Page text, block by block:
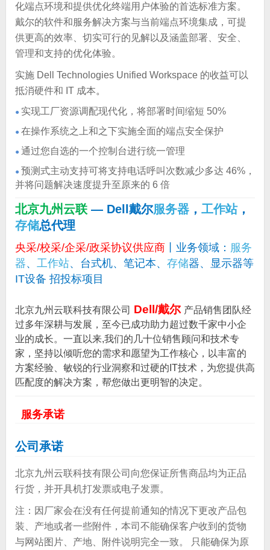
化端点环境和提供优化终端用户体验的首选标准方案。
戴尔的软件和服务解决方案与当前端点环境集成，可提
供更高的效率、切实可行的见解以及涵盖部署、安全、
管理和支持的优化体验。
实施 Dell Technologies Unified Workspace 的收益可以
抵消硬件和 IT 成本。
● 实现工厂资源调配现代化，将部署时间缩短 50%
● 在操作系统之上和之下实施全面的端点安全保护
● 通过您自选的一个控制台进行统一管理
● 预测式主动支持可将支持电话呼叫次数减少多达 46%，
并将问题解决速度提升至原来的 6 倍
北京九州云联 — Dell戴尔服务器， 工作站，
存储总代理
央采/校采/企采/政采协议供应商丨业务领域： 服务
器、 工作站、台式机、笔记本、 存储器、显示器等
IT设备 招投标项目
北京九州云联科技有限公司 Dell/戴尔 产品销售团队经
过多年深耕与发展，至今已成功助力超过数千家中小企
业的成长。一直以来,我们的几十位销售顾问和技术专
家，坚持以倾听您的需求和愿望为工作核心，以丰富的
方案经验、敏锐的行业洞察和过硬的IT技术，为您提供高
匹配度的解决方案，帮您做出更明智的决定。
服务承诺
公司承诺
北京九州云联科技有限公司向您保证所售商品均为正品
行货，并开具机打发票或电子发票。
注：因厂家会在没有任何提前通知的情况下更改产品包
装、产地或者一些附件，本司不能确保客户收到的货物
与网站图片、产地、附件说明完全一致。 只能确保为原